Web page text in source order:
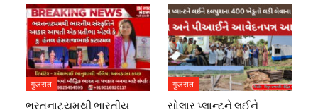
गुजरात
ભરતનાટ્યમથી ભારતીય
गुजरात
સોલાર પ્લાન્ટને લઈને